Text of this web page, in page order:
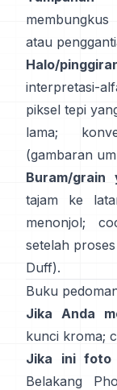
atau
Halo/
interpretasi-
piksel tepi
lama;
(gambaran
Buram/grain
tajam ke
menonjol;
setelah
Duff).
Buku
Jika Anda
kunci kroma;
Jika ini foto
Belakang